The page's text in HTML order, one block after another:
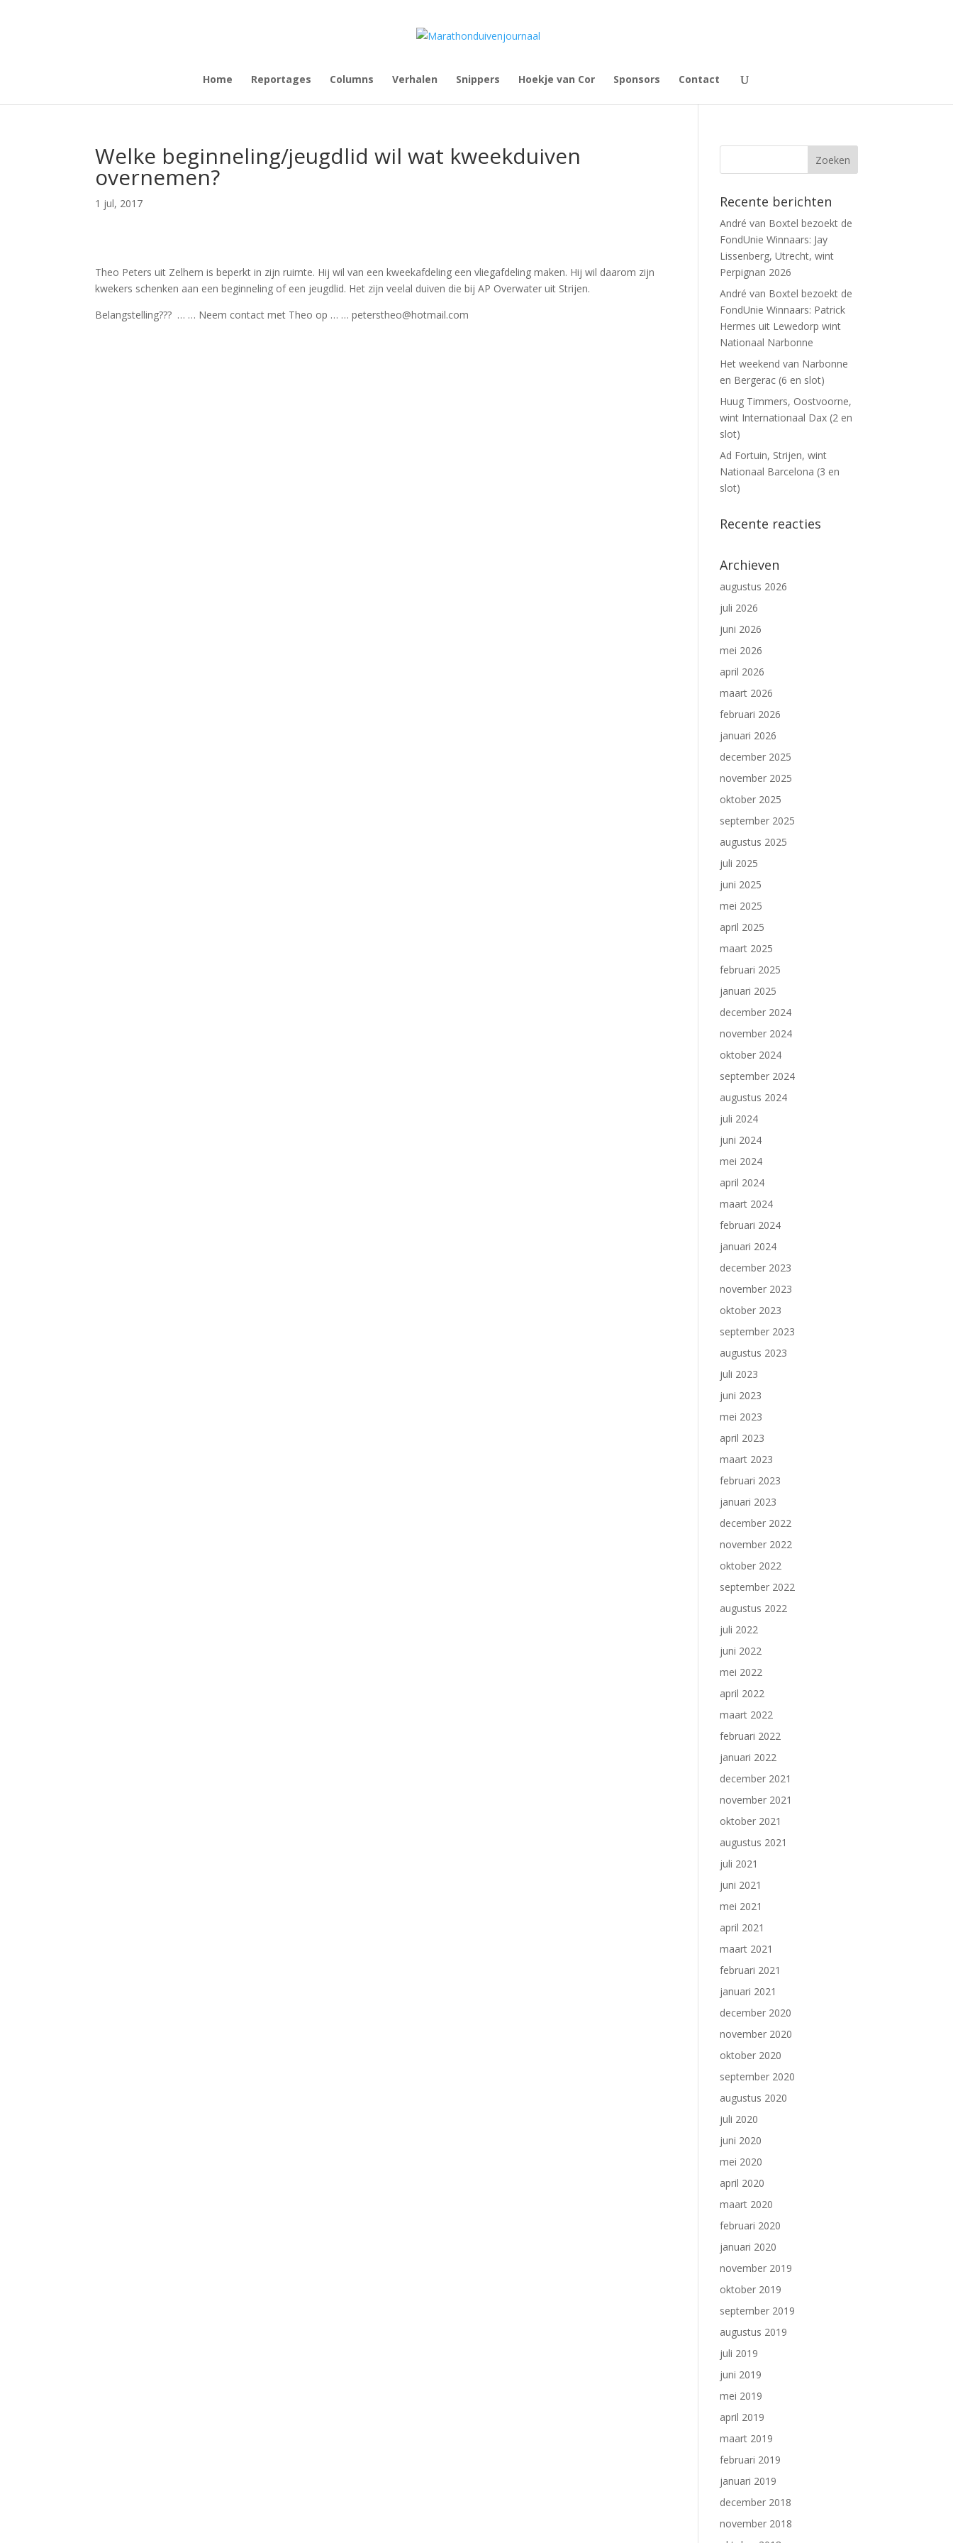
Home Reportages Columns Verhalen Snippers Hoekje van Cor Sponsors Contact
Welke beginneling/jeugdlid wil wat kweekduiven
overnemen?
1 jul, 2017
Theo Peters uit Zelhem is beperkt in zijn ruimte. Hij wil van een kweekafdeling een vliegafdeling maken. Hij wil daarom zijn
kwekers schenken aan een beginneling of een jeugdlid. Het zijn veelal duiven die bij AP Overwater uit Strijen.
Belangstelling??? … … Neem contact met Theo op … … peterstheo@hotmail.com
Recente berichten
André van Boxtel bezoekt de
FondUnie Winnaars: Jay
Lissenberg, Utrecht, wint
Perpignan 2026
André van Boxtel bezoekt de
FondUnie Winnaars: Patrick
Hermes uit Lewedorp wint
Nationaal Narbonne
Het weekend van Narbonne
en Bergerac (6 en slot)
Huug Timmers, Oostvoorne,
wint Internationaal Dax (2 en
slot)
Ad Fortuin, Strijen, wint
Nationaal Barcelona (3 en
slot)
Recente reacties
Archieven
augustus 2026
juli 2026
juni 2026
mei 2026
april 2026
maart 2026
februari 2026
januari 2026
december 2025
november 2025
oktober 2025
september 2025
augustus 2025
juli 2025
juni 2025
mei 2025
april 2025
maart 2025
februari 2025
januari 2025
december 2024
november 2024
oktober 2024
september 2024
augustus 2024
juli 2024
juni 2024
mei 2024
april 2024
maart 2024
februari 2024
januari 2024
december 2023
november 2023
oktober 2023
september 2023
augustus 2023
juli 2023
juni 2023
mei 2023
april 2023
maart 2023
februari 2023
januari 2023
december 2022
november 2022
oktober 2022
september 2022
augustus 2022
juli 2022
juni 2022
mei 2022
april 2022
maart 2022
februari 2022
januari 2022
december 2021
november 2021
oktober 2021
augustus 2021
juli 2021
juni 2021
mei 2021
april 2021
maart 2021
februari 2021
januari 2021
december 2020
november 2020
oktober 2020
september 2020
augustus 2020
juli 2020
juni 2020
mei 2020
april 2020
maart 2020
februari 2020
januari 2020
november 2019
oktober 2019
september 2019
augustus 2019
juli 2019
juni 2019
mei 2019
april 2019
maart 2019
februari 2019
januari 2019
december 2018
november 2018